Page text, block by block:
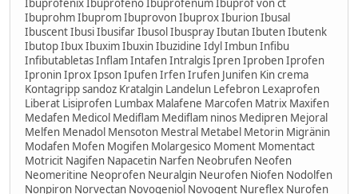
Ibuprofenix Ibuprofeno Ibuprofenum Ibuprof von ct
Ibuprohm Ibuprom Ibuprovon Ibuprox Iburion Ibusal
Ibuscent Ibusi Ibusifar Ibusol Ibuspray Ibutan Ibuten Ibutenk
Ibutop Ibux Ibuxim Ibuxin Ibuzidine Idyl Imbun Infibu
Infibutabletas Inflam Intafen Intralgis Ipren Iproben Iprofen
Ipronin Iprox Ipson Ipufen Irfen Irufen Junifen Kin crema
Kontagripp sandoz Kratalgin Landelun Lefebron Lexaprofen
Liberat Lisiprofen Lumbax Malafene Marcofen Matrix Maxifen
Medafen Medicol Mediflam Mediflam ninos Medipren Mejoral
Melfen Menadol Mensoton Mestral Metabel Metorin Migränin
Modafen Mofen Mogifen Molargesico Moment Momentact
Motricit Nagifen Napacetin Narfen Neobrufen Neofen
Neomeritine Neoprofen Neuralgin Neurofen Niofen Nodolfen
Nonpiron Norvectan Novogeniol Novogent Nureflex Nurofen